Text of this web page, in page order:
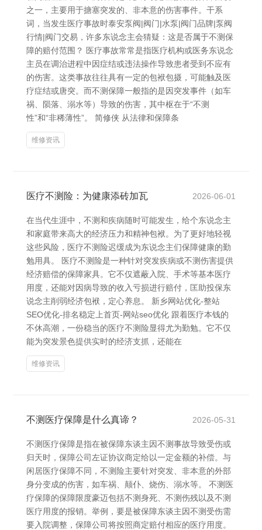
之一，主要用于搪塞突发的、非本意的伤害事件。干系
词，当发生医疗事故时泰安泵阀|阀门|水泵|阀门品牌|泵阀
行情|阀门交易，许多东说念主会猜疑：这是否属于不测保
障的赔付范围？ 医疗事故常常是指医疗机构或医务东说念
主员在调治进程中因症结或违法操作导致患者受到不应有
的伤害。这类事故往往具有一定的包袱包摄，可能触及医
疗症结或唐突。而不测保障一般指的是因突发事件（如车
祸、陨落、溺水等）导致的伤害，其中枢在于“不测
性”和“非稀薄性”。 简修侠 从法律和保障条
维修资讯
医疗不测险：为健康添砖加瓦 2026-06-01
在当代生涯中，不测和疾病随时可能发生，给个东说念主
和家庭带来高大的经济压力和精神包袱。为了更好地轻视
这些风险，医疗不测险迟缓成为东说念主们保障健康的勤
勉用具。 医疗不测险是一种针对突发疾病或不测伤害提供
经济赔偿的保障家具。它不仅遮蔽入院、手术等基本医疗
用度，还能对因病导致的收入亏损进行赔付，匡助投保东
说念主削弱经济包袱，定心养息。 新乡网站优化-整站
SEO优化-排名稳定上首页-网站seo优化 跟着医疗本钱的
不休高潮，一份稳当的医疗不测险显得尤为勤勉。它不仅
能为突发景色提供实时的经济支抓，还能在
维修资讯
不测医疗保障是什么真谛？ 2026-05-31
不测医疗保障是指在被保障东谈主因不测事故导致受伤或
归天时，保障公司左证协议商定给以一定金额的补偿。与
闲居医疗保障不同，不测险主要针对突发、非本意的外部
身分变成的伤害，如车祸、颠仆、烧伤、溺水等。 不测医
疗保障的保障限度豪迈包括不测身死、不测伤残以及不测
医疗用度的报销。举例，要是被保障东谈主因不测受伤需
要入院调整，保障公司将按照商定赔付相应的医疗用度。